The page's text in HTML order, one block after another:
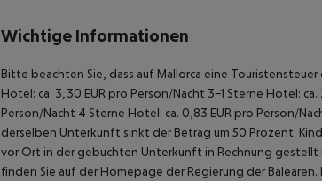
Wichtige Informationen
Bitte beachten Sie, dass auf Mallorca eine
Hotel: ca. 3,30 EUR pro Person/Nacht 3-1 Sterne Hotel: ca.
Person/Nacht 4 Sterne Hotel: ca. 0,83 EUR pro Person/
derselben Unterkunft sinkt der Betrag um 50 Prozent.
vor Ort in der gebuchten Unterkunft in Rechnung
finden Sie auf der Homepage der Regierung der